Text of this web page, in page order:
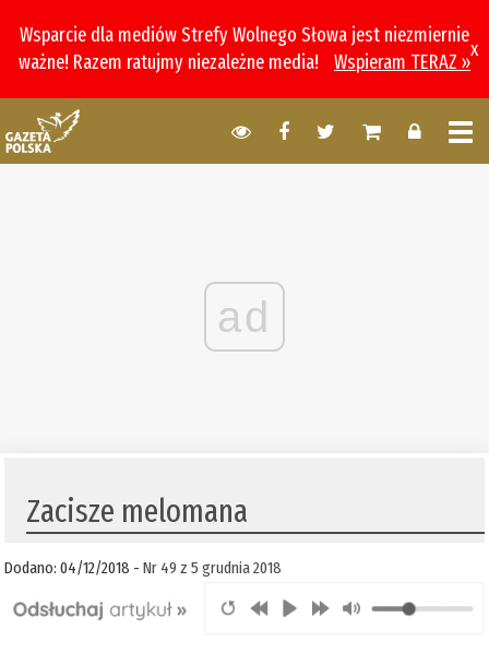
Wsparcie dla mediów Strefy Wolnego Słowa jest niezmiernie
ważne! Razem ratujmy niezależne media!
Wspieram TERAZ »
x
ad
Zacisze melomana
Dodano: 04/12/2018 -Nr 49 z 5 grudnia 2018